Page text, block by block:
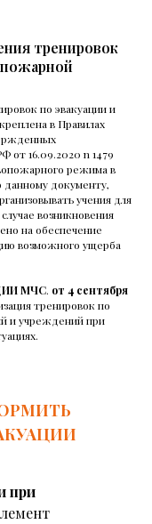
тренировок
по эвакуации и
в Правилах
от 16.09.2020 n 1479
режима в
данному документу,
учения для
возникновения
на обеспечение
возможного ущерба
МЧС. от 4 сентября
тренировок по
и учреждений при
при